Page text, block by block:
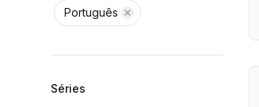
Português
Séries